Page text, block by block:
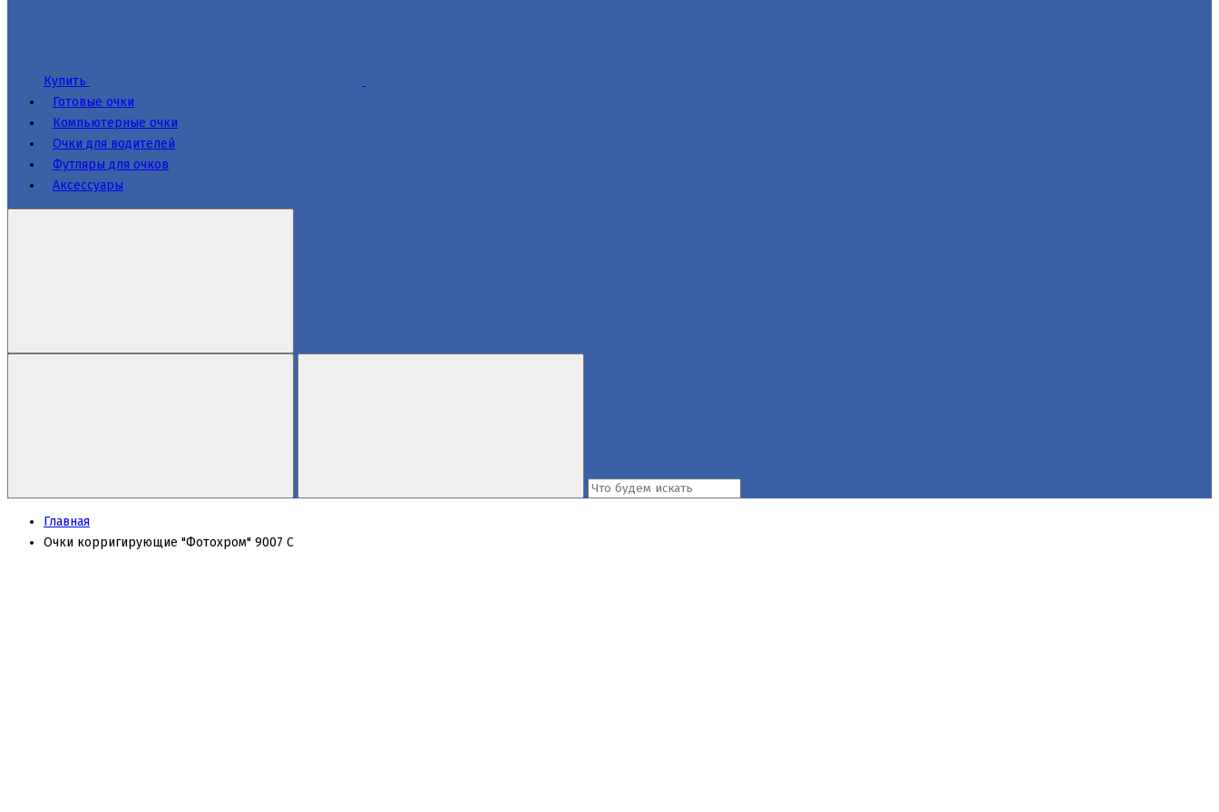
Купить
Готовые очки
Компьютерные очки
Очки для водителей
Футляры для очков
Аксессуары
Главная
Очки корригирующие "Фотохром" 9007 С